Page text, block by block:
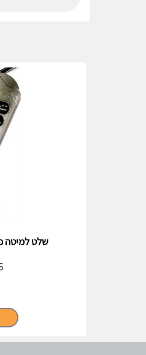
שלט למיטה פולירון
6